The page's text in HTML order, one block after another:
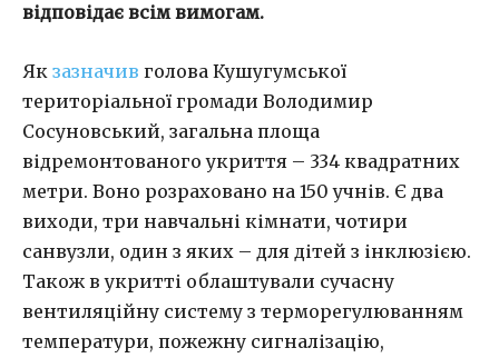
відповідає всім вимогам.
Як зазначив голова Кушугумської
територіальної громади Володимир
Сосуновський, загальна площа
відремонтованого укриття – 334 квадратних
метри. Воно розраховано на 150 учнів. Є два
виходи, три навчальні кімнати, чотири
санвузли, один з яких – для дітей з інклюзією.
Також в укритті облаштували сучасну
вентиляційну систему з терморегулюванням
температури, пожежну сигналізацію,